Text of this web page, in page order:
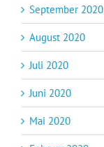
September 2020
August 2020
Juli 2020
Juni 2020
Mai 2020